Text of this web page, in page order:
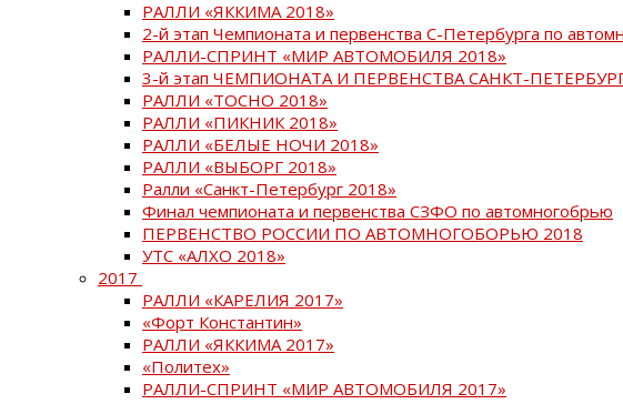
РАЛЛИ «ЯККИМА 2018»
2-й этап Чемпионата и первенства С-Петербурга по
РАЛЛИ-СПРИНТ «МИР АВТОМОБИЛЯ 2018»
3-й этап ЧЕМПИОНАТА И ПЕРВЕНСТВА САНКТ-
РАЛЛИ «ТОСНО 2018»
РАЛЛИ «ПИКНИК 2018»
РАЛЛИ «БЕЛЫЕ НОЧИ 2018»
РАЛЛИ «ВЫБОРГ 2018»
Ралли «Санкт-Петербург 2018»
Финал чемпионата и первенства СЗФО по автомногобрью
ПЕРВЕНСТВО РОССИИ ПО АВТОМНОГОБОРЬЮ 2018
УТС «АЛХО 2018»
2017
РАЛЛИ «КАРЕЛИЯ 2017»
«Форт Константин»
РАЛЛИ «ЯККИМА 2017»
«Политех»
РАЛЛИ-СПРИНТ «МИР АВТОМОБИЛЯ 2017»